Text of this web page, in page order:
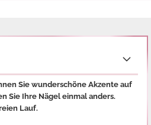
Sie wunderschöne Akzente auf
Sie Ihre Nägel einmal anders.
Lauf.